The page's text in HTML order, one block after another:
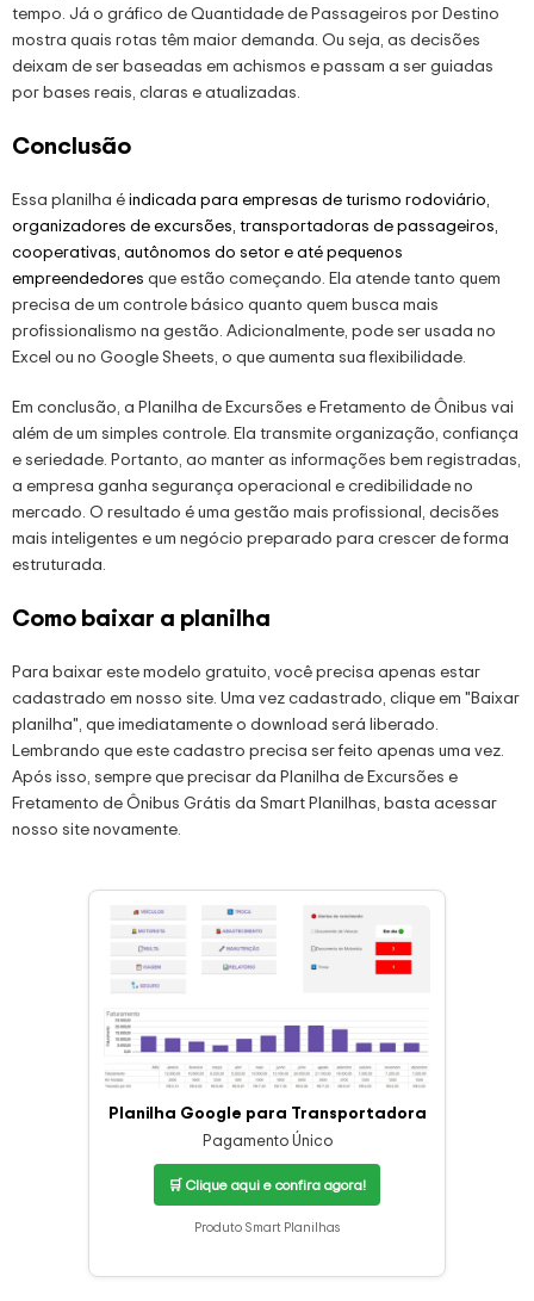
tempo. Já o gráfico de Quantidade de Passageiros por Destino
mostra quais rotas têm maior demanda. Ou seja, as decisões
deixam de ser baseadas em achismos e passam a ser guiadas
por bases reais, claras e atualizadas.
Conclusão
Essa planilha éindicada para empresas de turismo rodoviário,
organizadores de excursões, transportadoras de passageiros,
cooperativas, autônomos do setor e até pequenos
empreendedores que estão começando. Ela atende tanto quem
precisa de um controle básico quanto quem busca mais
profissionalismo na gestão. Adicionalmente, pode ser usada no
Excel ou no Google Sheets, o que aumenta sua flexibilidade.
Em conclusão, a Planilha de Excursões e Fretamento de Ônibus vai
além de um simples controle. Ela transmite organização, confiança
e seriedade. Portanto, ao manter as informações bem registradas,
a empresa ganha segurança operacional e credibilidade no
mercado. O resultado é uma gestão mais profissional, decisões
mais inteligentes e um negócio preparado para crescer de forma
estruturada.
Como baixar a planilha
Para baixar este modelo gratuito, você precisa apenas estar
cadastrado em nosso site. Uma vez cadastrado, clique em "Baixar
planilha", que imediatamente o download será liberado.
Lembrando que este cadastro precisa ser feito apenas uma vez.
Após isso, sempre que precisar da Planilha de Excursões e
Fretamento de Ônibus Grátis da Smart Planilhas, basta acessar
nosso site novamente.
Planilha Google para Transportadora
Pagamento Único
🛒 Clique aqui e confira agora!
Produto Smart Planilhas